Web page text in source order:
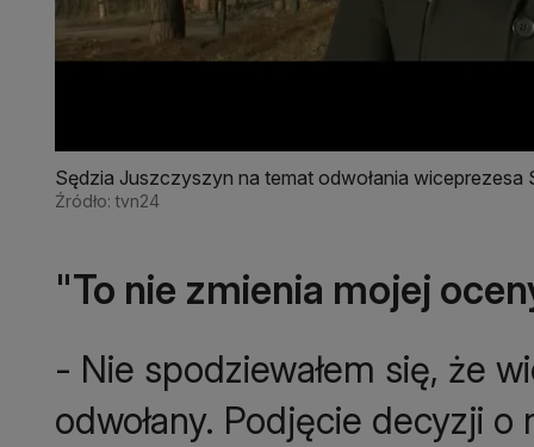
Sędzia Juszczyszyn na temat odwołania
Źródło: tvn24
"To nie zmienia mojej
- Nie spodziewałem się, że
odwołany. Podjęcie decyzji